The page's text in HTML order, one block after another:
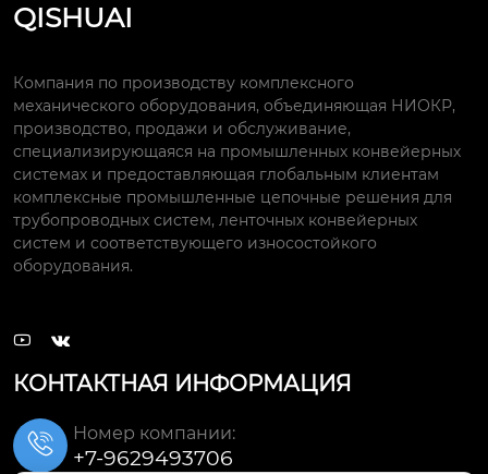
QISHUAI
Компания по производству комплексного
механического оборудования, объединяющая НИОКР,
производство, продажи и обслуживание,
специализирующаяся на промышленных конвейерных
системах и предоставляющая глобальным клиентам
комплексные промышленные цепочные решения для
трубопроводных систем, ленточных конвейерных
систем и соответствующего износостойкого
оборудования.
 
КОНТАКТНАЯ ИНФОРМАЦИЯ
 Номер компании:
+7-9629493706